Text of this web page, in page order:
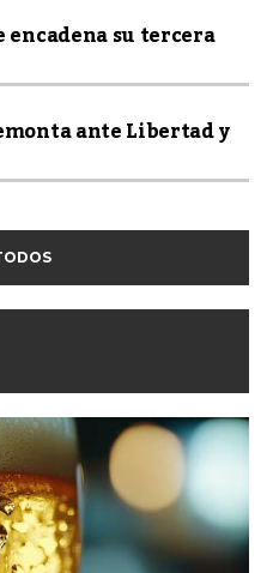
su tercera
ante Libertad y